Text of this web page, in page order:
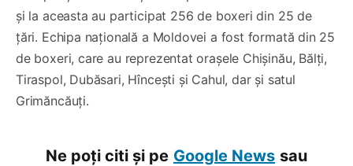
și la aceasta au participat 256 de boxeri din 25 de
țări. Echipa națională a Moldovei a fost formată din 25
de boxeri, care au reprezentat orașele Chișinău, Bălți,
Tiraspol, Dubăsari, Hîncești și Cahul, dar și satul
Grimăncăuți.
Ne poți citi și pe Google News sau